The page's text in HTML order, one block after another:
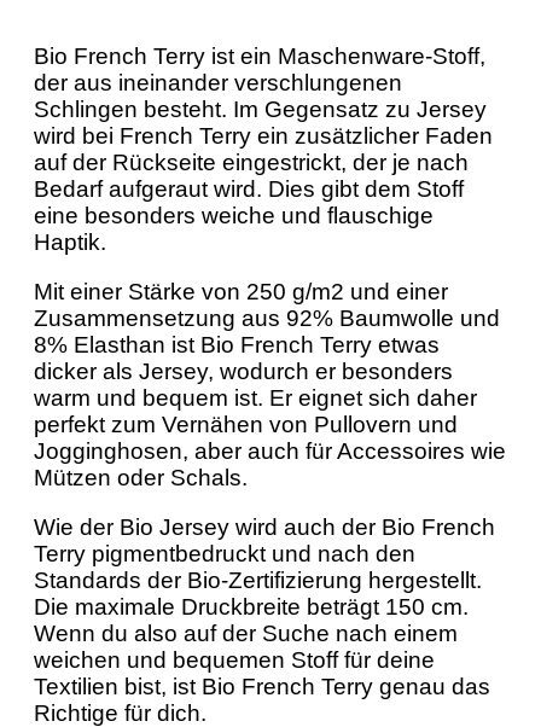
Bio French Terry ist ein Maschenware-Stoff,
der aus ineinander verschlungenen
Schlingen besteht. Im Gegensatz zu Jersey
wird bei French Terry ein zusätzlicher Faden
auf der Rückseite eingestrickt, der je nach
Bedarf aufgeraut wird. Dies gibt dem Stoff
eine besonders weiche und flauschige
Haptik.
Mit einer Stärke von 250 g/m2 und einer
Zusammensetzung aus 92% Baumwolle und
8% Elasthan ist Bio French Terry etwas
dicker als Jersey, wodurch er besonders
warm und bequem ist. Er eignet sich daher
perfekt zum Vernähen von Pullovern und
Jogginghosen, aber auch für Accessoires wie
Mützen oder Schals.
Wie der Bio Jersey wird auch der Bio French
Terry pigmentbedruckt und nach den
Standards der Bio-Zertifizierung hergestellt.
Die maximale Druckbreite beträgt 150 cm.
Wenn du also auf der Suche nach einem
weichen und bequemen Stoff für deine
Textilien bist, ist Bio French Terry genau das
Richtige für dich.